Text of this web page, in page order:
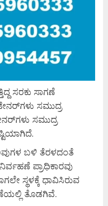
ಸರಕು ಸಾಗಣೆ
ಸಮುದ್ರ
ಸಮುದ್ರ
ಬಳಿ ತೆರಳದಂತೆ
ಪ್ರಾಧಿಕಾರವು
ಸ್ಥಳಕ್ಕೆ ಧಾವಿಸಿರುವ
ತೊಡಗಿವೆ.